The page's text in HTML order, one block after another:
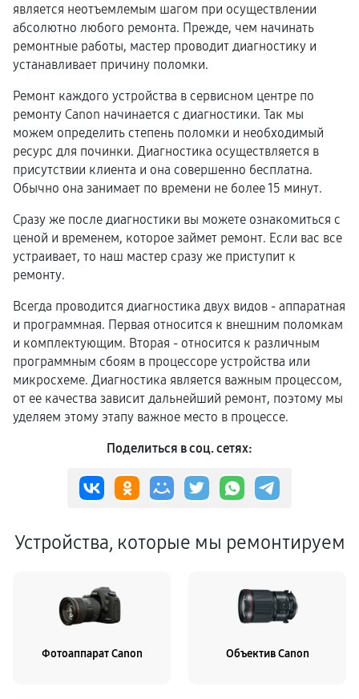
является неотъемлемым шагом при осуществлении
абсолютно любого ремонта. Прежде, чем начинать
ремонтные работы, мастер проводит диагностику и
устанавливает причину поломки.
Ремонт каждого устройства в сервисном центре по
ремонту Canon начинается с диагностики. Так мы
можем определить степень поломки и необходимый
ресурс для починки. Диагностика осуществляется в
присутствии клиента и она совершенно бесплатна.
Обычно она занимает по времени не более 15 минут.
Сразу же после диагностики вы можете ознакомиться с
ценой и временем, которое займет ремонт. Если вас все
устраивает, то наш мастер сразу же приступит к
ремонту.
Всегда проводится диагностика двух видов - аппаратная
и программная. Первая относится к внешним поломкам
и комплектующим. Вторая - относится к различным
программным сбоям в процессоре устройства или
микросхеме. Диагностика является важным процессом,
от ее качества зависит дальнейший ремонт, поэтому мы
уделяем этому этапу важное место в процессе.
Поделиться в соц. сетях:
Устройства, которые мы ремонтируем
Фотоаппарат Canon Объектив Canon